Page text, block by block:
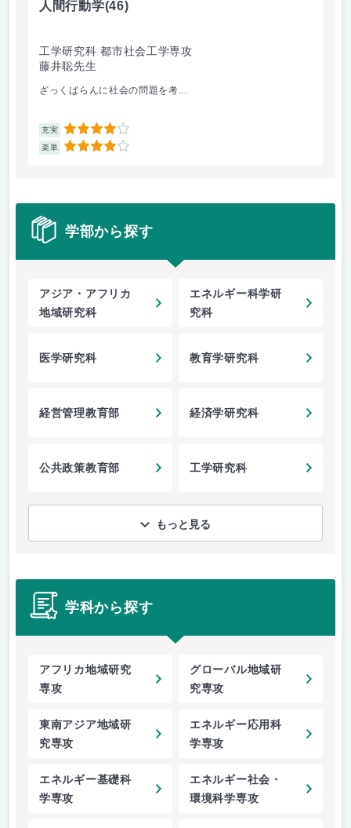
人間行動学(46)
工学研究科 都市社会工学専攻
藤井聡先生
ざっくばらんに社会の問題を考...
充実 4
楽単 4
学部から探す
アジア・アフリカ
地域研究科
エネルギー科学研
究科
医学研究科 教育学研究科
経営管理教育部 経済学研究科
公共政策教育部 工学研究科
もっと見る
学科から探す
アフリカ地域研究
専攻
グローバル地域研
究専攻
東南アジア地域研
究専攻
エネルギー応用科
学専攻
エネルギー基礎科
学専攻
エネルギー社会・
環境科学専攻